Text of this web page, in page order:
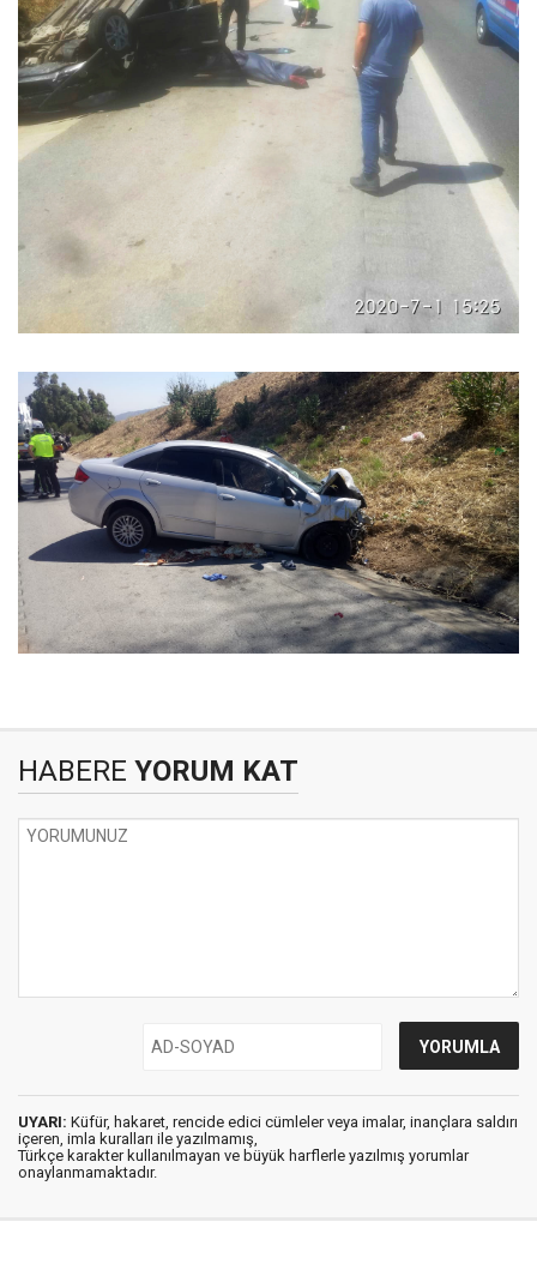
HABERE YORUM KAT
UYARI: Küfür, hakaret, rencide edici cümleler veya imalar, inançlara saldırı
içeren, imla kuralları ile yazılmamış,
Türkçe karakter kullanılmayan ve büyük harflerle yazılmış yorumlar
onaylanmamaktadır.